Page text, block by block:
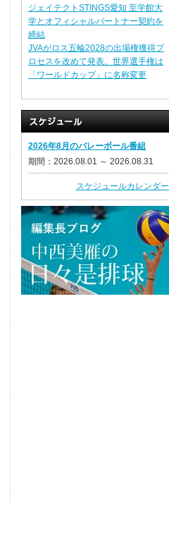
ジェイテクトSTINGS愛知 至学館大
学とオフィシャルパートナー契約を
締結
JVAがロス五輪2028の出場権獲得プ
ロセスを改めて発表。世界選手権は
「ワールドカップ」に名称変更
2026年8月のバレーボール番組
期間：2026.08.01 ～ 2026.08.31
スケジュールカレンダー